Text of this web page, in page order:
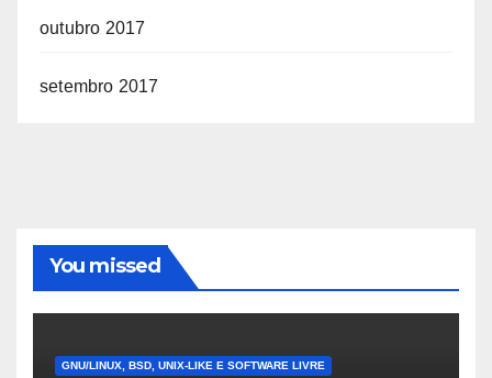
outubro 2017
setembro 2017
You missed
GNU/LINUX, BSD, UNIX-LIKE E SOFTWARE LIVRE